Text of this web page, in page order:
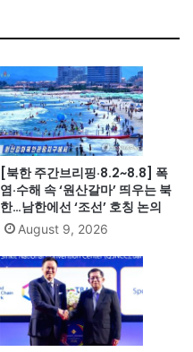
[북한 주간브리핑·8.2~8.8] 폭
염·수해 속 ‘원산갈마’ 띄우는 북
한…남한에선 ‘조선’ 호칭 논의
August 9, 2026